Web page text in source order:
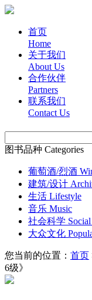
首页
Home
关于我们
About Us
合作伙伴
Partners
联系我们
Contact Us
图书品种 Categories
葡萄酒/烈酒
建筑/设计
生活 Lifestyle
音乐 Music
社会科学 Social
大众文化
您当前的位置： 首页
6级》